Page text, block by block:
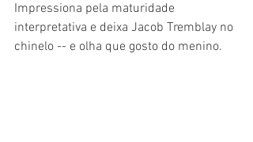
Impressiona pela maturidade
interpretativa e deixa Jacob Tremblay no
chinelo -- e olha que gosto do menino.